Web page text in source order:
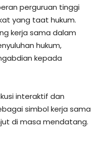
perguruan tinggi
yang taat hukum.
kerja sama dalam
hukum,
kepada
interaktif dan
simbol kerja sama
di masa mendatang.